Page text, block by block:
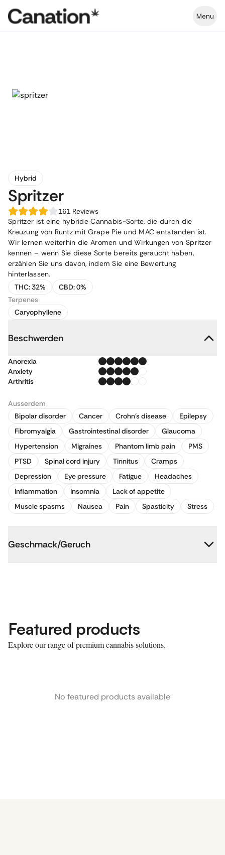
Menu
Hybrid
Spritzer
161 Reviews
Spritzer ist eine hybride Cannabis-Sorte, die durch die
Kreuzung von Runtz mit Grape Pie und MAC entstanden ist.
Wir lernen weiterhin die Aromen und Wirkungen von Spritzer
kennen – wenn Sie diese Sorte bereits geraucht haben,
erzählen Sie uns davon, indem Sie eine Bewertung
hinterlassen.
THC:32% CBD:0%
Terpenes
Caryophyllene
Beschwerden
Anorexia
Anxiety
Arthritis
Ausserdem
Bipolar disorder
Cancer Crohn's disease
Epilepsy
Fibromyalgia
Gastrointestinal disorder
Glaucoma
Hypertension
Migraines Phantom limb pain
PMS
PTSD
Spinal cord injury Tinnitus
Cramps
Depression
Eye pressure Fatigue
Headaches
Inflammation
Insomnia
Lack of appetite
Muscle spasms
Nausea Pain Spasticity Stress
Geschmack/Geruch
Featured products
Explore our range of premium cannabis solutions.
No featured products available